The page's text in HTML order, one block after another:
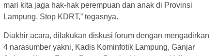
mari kita jaga hak-hak perempuan dan anak di Provinsi
Lampung, Stop KDRT,” tegasnya.
Diakhir acara, dilakukan diskusi forum dengan mengadirkan
4 narasumber yakni, Kadis Kominfotik Lampung, Ganjar